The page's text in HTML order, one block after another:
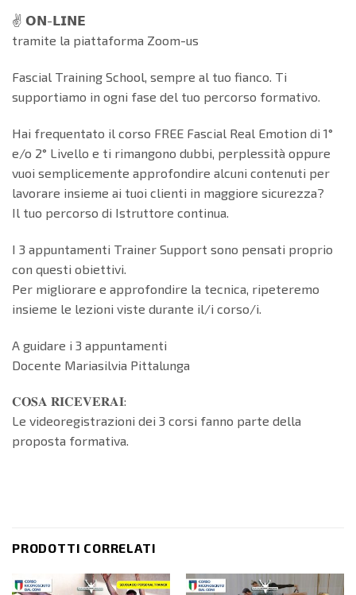
✌️ 𝗢𝗡-𝗟𝗜𝗡𝗘
tramite la piattaforma Zoom-us
Fascial Training School, sempre al tuo fianco. Ti
supportiamo in ogni fase del tuo percorso formativo.
Hai frequentato il corso FREE Fascial Real Emotion di 1°
e/o 2° Livello e ti rimangono dubbi, perplessità oppure
vuoi semplicemente approfondire alcuni contenuti per
lavorare insieme ai tuoi clienti in maggiore sicurezza?
Il tuo percorso di Istruttore continua.
I 3 appuntamenti Trainer Support sono pensati proprio
con questi obiettivi.
Per migliorare e approfondire la tecnica, ripeteremo
insieme le lezioni viste durante il/i corso/i.
A guidare i 3 appuntamenti
Docente Mariasilvia Pittalunga
𝐂𝐎𝐒𝐀 𝐑𝐈𝐂𝐄𝐕𝐄𝐑𝐀𝐈:
Le videoregistrazioni dei 3 corsi fanno parte della
proposta formativa.
PRODOTTI CORRELATI